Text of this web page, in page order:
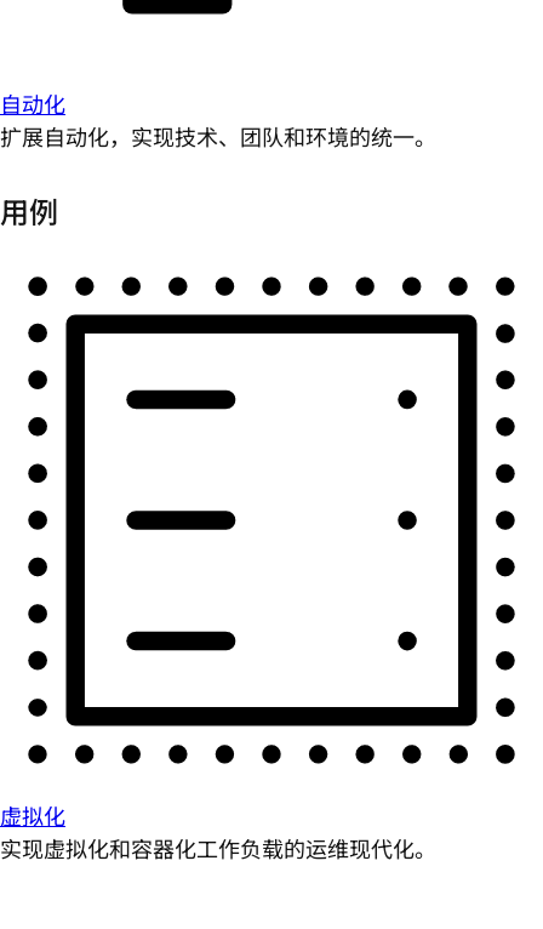
自动化
扩展自动化，实现技术、团队和环境的统一。
用例
虚拟化
实现虚拟化和容器化工作负载的运维现代化。